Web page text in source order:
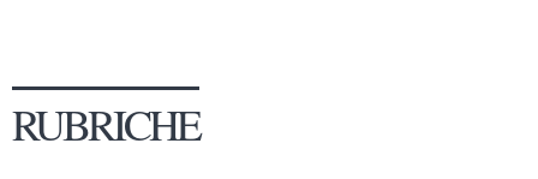
RUBRICHE